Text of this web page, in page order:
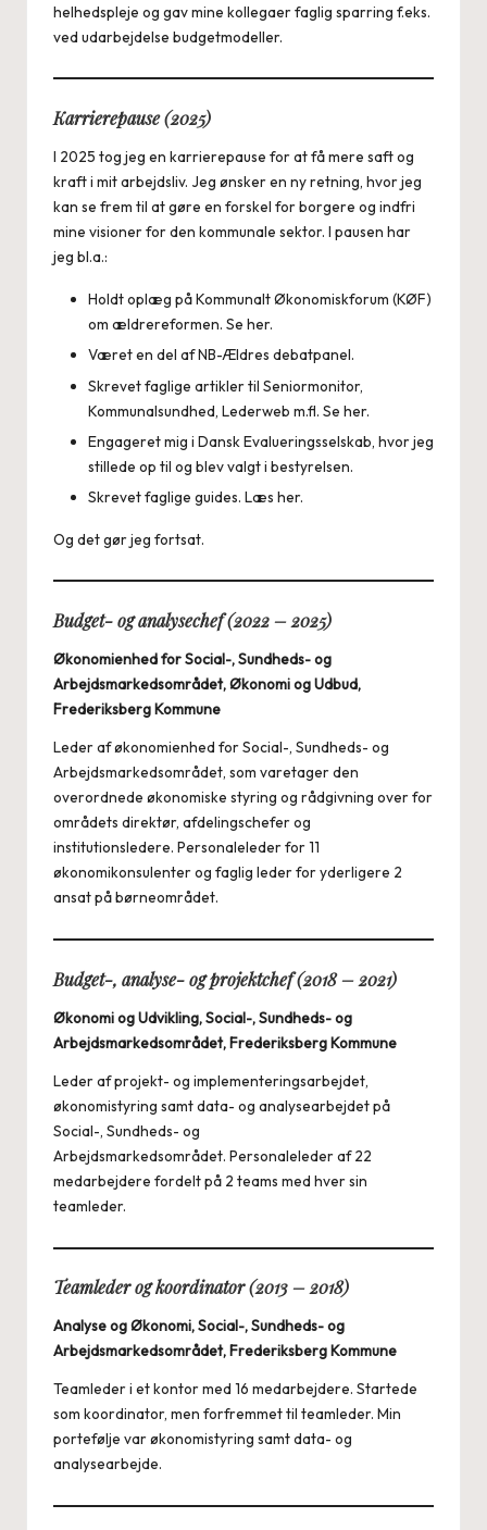
helhedspleje og gav mine kollegaer faglig sparring f.eks.
ved udarbejdelse budgetmodeller.
Karrierepause (2025)
I 2025 tog jeg en karrierepause for at få mere saft og
kraft i mit arbejdsliv. Jeg ønsker en ny retning, hvor jeg
kan se frem til at gøre en forskel for borgere og indfri
mine visioner for den kommunale sektor. I pausen har
jeg bl.a.:
Holdt oplæg på Kommunalt Økonomiskforum (KØF)
om ældrereformen. Se her.
Været en del af NB-Ældres debatpanel.
Skrevet faglige artikler til Seniormonitor,
Kommunalsundhed, Lederweb m.fl. Se her.
Engageret mig i Dansk Evalueringsselskab, hvor jeg
stillede op til og blev valgt i bestyrelsen.
Skrevet faglige guides. Læs her.
Og det gør jeg fortsat.
Budget- og analysechef (2022 – 2025)
Økonomienhed for Social-, Sundheds- og
Arbejdsmarkedsområdet, Økonomi og Udbud,
Frederiksberg Kommune
Leder af økonomienhed for Social-, Sundheds- og
Arbejdsmarkedsområdet, som varetager den
overordnede økonomiske styring og rådgivning over for
områdets direktør, afdelingschefer og
institutionsledere. Personaleleder for 11
økonomikonsulenter og faglig leder for yderligere 2
ansat på børneområdet.
Budget-, analyse- og projektchef (2018 – 2021)
Økonomi og Udvikling, Social-, Sundheds- og
Arbejdsmarkedsområdet, Frederiksberg Kommune
Leder af projekt- og implementeringsarbejdet,
økonomistyring samt data- og analysearbejdet på
Social-, Sundheds- og
Arbejdsmarkedsområdet. Personaleleder af 22
medarbejdere fordelt på 2 teams med hver sin
teamleder.
Teamleder og koordinator (2013 – 2018)
Analyse og Økonomi, Social-, Sundheds- og
Arbejdsmarkedsområdet, Frederiksberg Kommune
Teamleder i et kontor med 16 medarbejdere. Startede
som koordinator, men forfremmet til teamleder. Min
portefølje var økonomistyring samt data- og
analysearbejde.